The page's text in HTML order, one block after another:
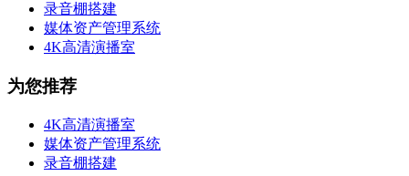
录音棚搭建
媒体资产管理系统
4K高清演播室
为您推荐
4K高清演播室
媒体资产管理系统
录音棚搭建